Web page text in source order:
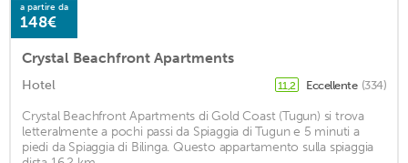
a partire da
148€
Crystal Beachfront Apartments
Hotel 11,2 Eccellente (334)
Crystal Beachfront Apartments di Gold Coast (Tugun) si trova
letteralmente a pochi passi da Spiaggia di Tugun e 5 minuti a
piedi da Spiaggia di Bilinga. Questo appartamento sulla spiaggia